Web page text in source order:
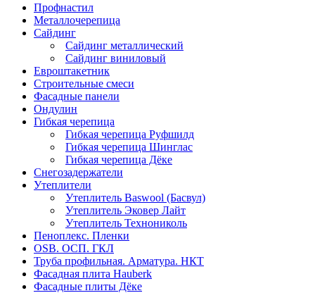
Профнастил
Металлочерепица
Сайдинг
Сайдинг металлический
Сайдинг виниловый
Евроштакетник
Строительные смеси
Фасадные панели
Ондулин
Гибкая черепица
Гибкая черепица Руфшилд
Гибкая черепица Шинглас
Гибкая черепица Дёке
Снегозадержатели
Утеплители
Утеплитель Baswool (Басвул)
Утеплитель Эковер Лайт
Утеплитель Технониколь
Пеноплекс. Пленки
OSB. ОСП. ГКЛ
Труба профильная. Арматура. НКТ
Фасадная плита Hauberk
Фасадные плиты Дёке